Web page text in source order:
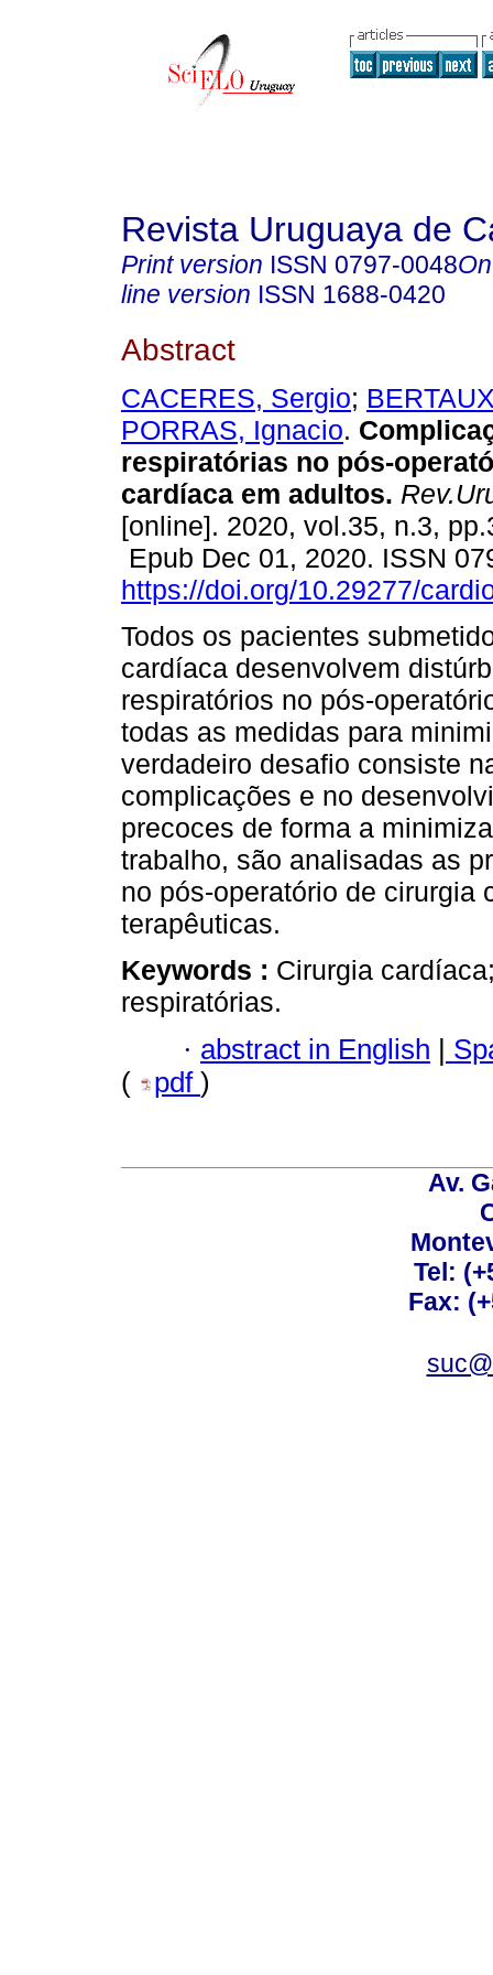
Revista Uruguaya de
Print version ISSN 0797-0048
line version ISSN 1688-0420
Abstract
CACERES, Sergio;
PORRAS, Ignacio.
respiratórias no pós-
cardíaca em adultos.
[online]. 2020, vol.35, n.3,
Epub Dec 01, 2020. ISSN
https://doi.org/10.29277/
Todos os pacientes
cardíaca desenvolvem
respiratórios no pós-
todas as medidas para
verdadeiro desafio consiste
complicações e no
precoces de forma a
trabalho, são analisadas as
no pós-operatório de cirurgia
terapêuticas.
Keywords : Cirurgia
respiratórias.
· abstract in English |
(
pdf )
Av.
Tel:
Fax: